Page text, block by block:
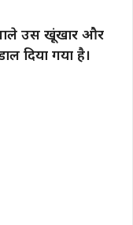
उस खूंखार और
दिया गया है।